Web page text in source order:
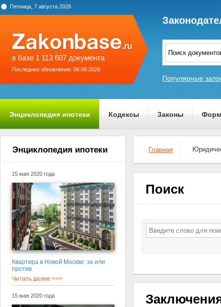
Пятница, 7 августа 2026
в базе 1 113 607 документа
Последнее обновление: 06.08.2026
Популярные
Энциклопедия ипотеки Кодексы Законы
О проекте
Энциклопедия ипотеки
15 мая 2020 года
Квартира в Новой Москве: за или
против
Читать далее >>>
15 мая 2020 года
Главная
Поиск